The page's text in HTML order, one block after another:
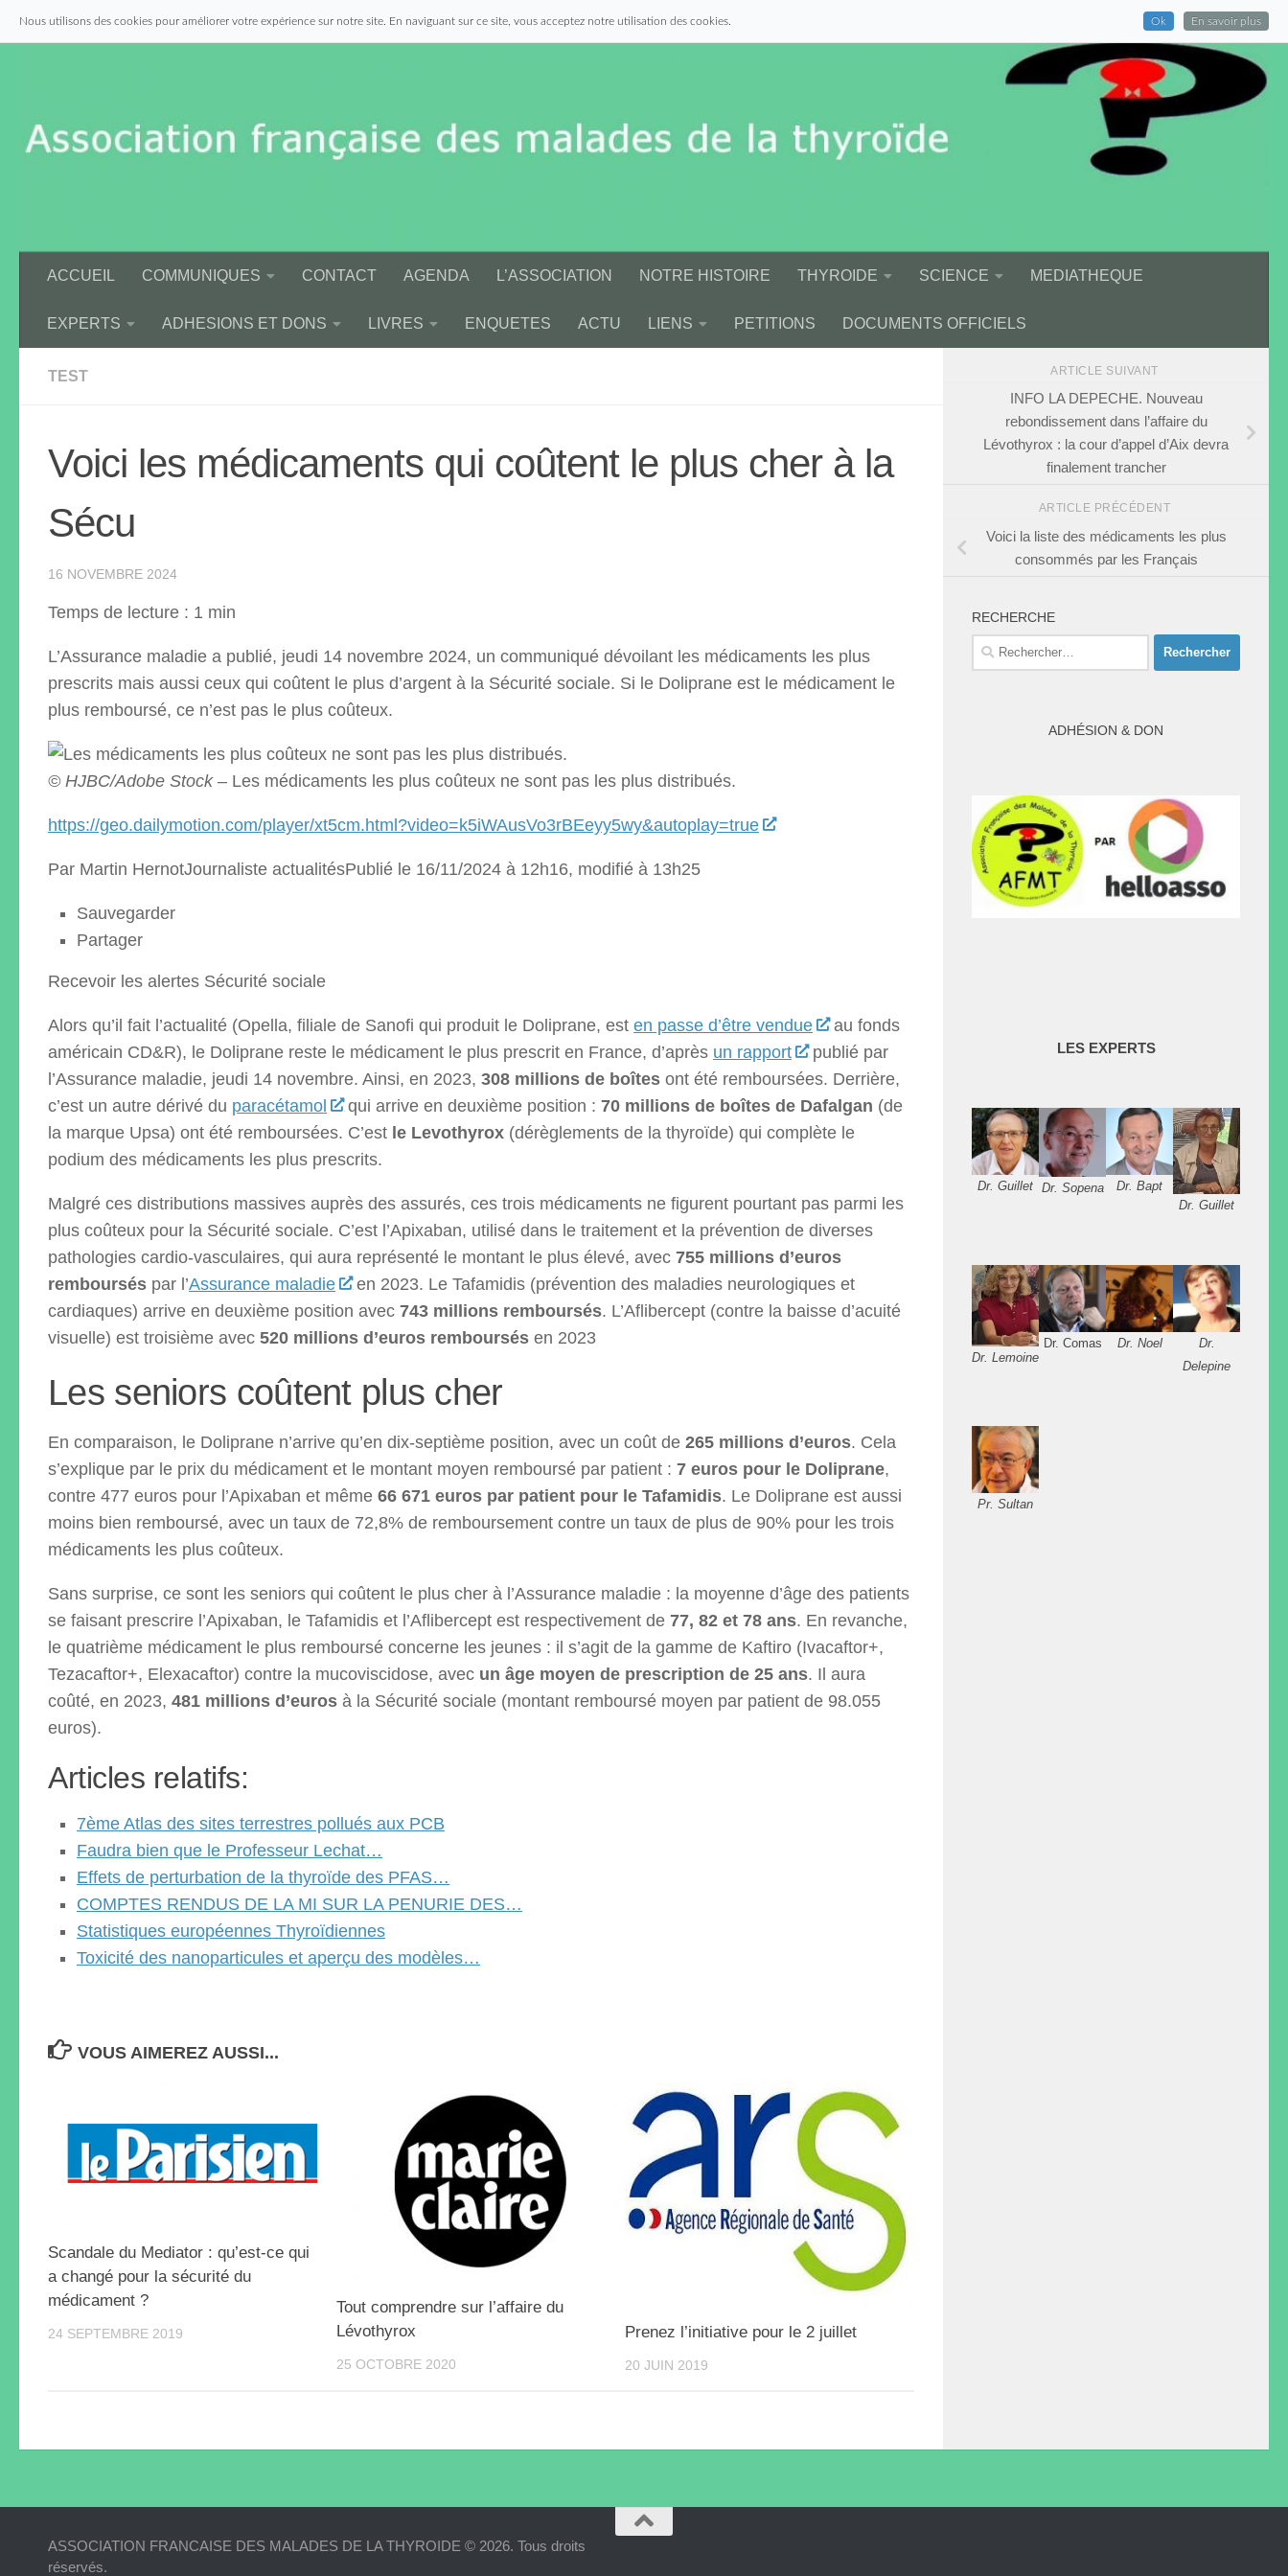
Skip to content
ACCUEIL COMMUNIQUES CONTACT AGENDA L’ASSOCIATION NOTRE HISTOIRE THYROIDE SCIENCE MEDIATHEQUE
EXPERTS ADHESIONS ET DONS LIVRES ENQUETES ACTU LIENS PETITIONS DOCUMENTS OFFICIELS
TEST
Voici les médicaments qui coûtent le plus cher à la
Sécu
16 NOVEMBRE 2024
Temps de lecture : 1 min
L’Assurance maladie a publié, jeudi 14 novembre 2024, un communiqué dévoilant les médicaments les plus
prescrits mais aussi ceux qui coûtent le plus d’argent à la Sécurité sociale. Si le Doliprane est le médicament le
plus remboursé, ce n’est pas le plus coûteux.
© HJBC/Adobe Stock– Les médicaments les plus coûteux ne sont pas les plus distribués.
https://geo.dailymotion.com/player/xt5cm.html?video=k5iWAusVo3rBEeyy5wy&autoplay=true
Par Martin HernotJournaliste actualitésPublié le 16/11/2024 à 12h16, modifié à 13h25
Sauvegarder
Partager
Recevoir les alertes Sécurité sociale
Alors qu’il fait l’actualité (Opella, filiale de Sanofi qui produit le Doliprane, est en passe d’être vendue
au fonds
américain CD&R), le Doliprane reste le médicament le plus prescrit en France, d’après un rapport
publié par
l’Assurance maladie, jeudi 14 novembre. Ainsi, en 2023, 308 millions de boîtes ont été remboursées. Derrière,
c’est un autre dérivé du paracétamol qui arrive en deuxième position : 70 millions de boîtes de Dafalgan (de
la marque Upsa) ont été remboursées. C’est le Levothyrox (dérèglements de la thyroïde) qui complète le
podium des médicaments les plus prescrits.
Malgré ces distributions massives auprès des assurés, ces trois médicaments ne figurent pourtant pas parmi les
plus coûteux pour la Sécurité sociale. C’est l’Apixaban, utilisé dans le traitement et la prévention de diverses
pathologies cardio-vasculaires, qui aura représenté le montant le plus élevé, avec 755 millions d’euros
remboursés par l’Assurance maladie
en 2023. Le Tafamidis (prévention des maladies neurologiques et
cardiaques) arrive en deuxième position avec 743 millions remboursés. L’Aflibercept (contre la baisse d’acuité
visuelle) est troisième avec 520 millions d’euros remboursés en 2023
Les seniors coûtent plus cher
En comparaison, le Doliprane n’arrive qu’en dix-septième position, avec un coût de 265 millions d’euros. Cela
s’explique par le prix du médicament et le montant moyen remboursé par patient : 7 euros pour le Doliprane,
contre 477 euros pour l’Apixaban et même 66 671 euros par patient pour le Tafamidis. Le Doliprane est aussi
moins bien remboursé, avec un taux de 72,8% de remboursement contre un taux de plus de 90% pour les trois
médicaments les plus coûteux.
Sans surprise, ce sont les seniors qui coûtent le plus cher à l’Assurance maladie : la moyenne d’âge des patients
se faisant prescrire l’Apixaban, le Tafamidis et l’Aflibercept est respectivement de 77, 82 et 78 ans. En revanche,
le quatrième médicament le plus remboursé concerne les jeunes : il s’agit de la gamme de Kaftiro (Ivacaftor+,
Tezacaftor+, Elexacaftor) contre la mucoviscidose, avec un âge moyen de prescription de 25 ans. Il aura
coûté, en 2023, 481 millions d’euros à la Sécurité sociale (montant remboursé moyen par patient de 98.055
euros).
Articles relatifs:
7ème Atlas des sites terrestres pollués aux PCB
Faudra bien que le Professeur Lechat…
Effets de perturbation de la thyroïde des PFAS…
COMPTES RENDUS DE LA MI SUR LA PENURIE DES…
Statistiques européennes Thyroïdiennes
Toxicité des nanoparticules et aperçu des modèles…
VOUS AIMEREZ AUSSI...
Scandale du Mediator : qu’est-ce qui
a changé pour la sécurité du
médicament ?
24 SEPTEMBRE 2019
Tout comprendre sur l’affaire du
Lévothyrox
25 OCTOBRE 2020
Prenez l’initiative pour le 2 juillet
20 JUIN 2019
ARTICLE SUIVANT
INFO LA DEPECHE. Nouveau
rebondissement dans l’affaire du
Lévothyrox : la cour d’appel d’Aix devra
finalement trancher
ARTICLE PRÉCÉDENT
Voici la liste des médicaments les plus
consommés par les Français
RECHERCHE
Rechercher :
ADHÉSION & DON
LES EXPERTS
Dr. Guillet Dr. Sopena
Dr. Bapt
Dr. Guillet
Dr. Lemoine
Dr. Comas Dr. Noel
Dr.
Delepine
Pr. Sultan
ASSOCIATION FRANCAISE DES MALADES DE LA THYROIDE © 2026. Tous droits
réservés.
Nous utilisons des cookies pour améliorer votre expérience sur notre site. En naviguant sur ce site, vous acceptez notre utilisation des cookies. Ok En savoir plus